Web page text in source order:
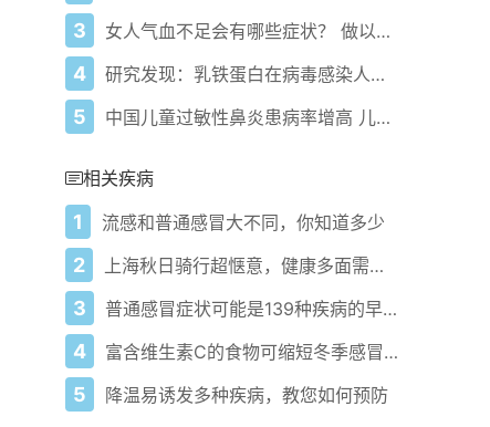
3 女人气血不足会有哪些症状？ 做以下几点来调理
4 研究发现：乳铁蛋白在病毒感染人体时发挥保护作用
5 中国儿童过敏性鼻炎患病率增高 儿童过敏性鼻炎该如何护理？
相关疾病
1 流感和普通感冒大不同，你知道多少
2 上海秋日骑行超惬意，健康多面需关注
3 普通感冒症状可能是139种疾病的早期预警信号
4 富含维生素C的食物可缩短冬季感冒的持续时间
5 降温易诱发多种疾病，教您如何预防